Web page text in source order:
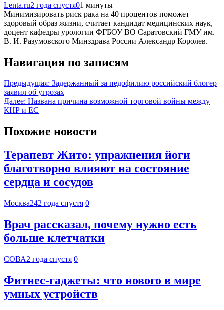
Lenta.ru2 года спустя01 минуты
Минимизировать риск рака на 40 процентов поможет
здоровый образ жизни, считает кандидат медицинских наук,
доцент кафедры урологии ФГБОУ ВО Саратовский ГМУ им.
В. И. Разумовского Минздрава России Александр Королев.
Навигация по записям
Предыдущая: Задержанный за педофилию российский блогер
заявил об угрозах
Далее: Названа причина возможной торговой войны между
КНР и ЕС
Похожие новости
Терапевт Жито: упражнения йоги
благотворно влияют на состояние
сердца и сосудов
Москва242 года спустя 0
Врач рассказал, почему нужно есть
больше клетчатки
СОВА2 года спустя 0
Фитнес-гаджеты: что нового в мире
умных устройств